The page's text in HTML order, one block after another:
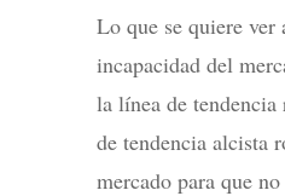
Lo que se quiere ver
incapacidad del
la línea de
de tendencia alcista
mercado para que